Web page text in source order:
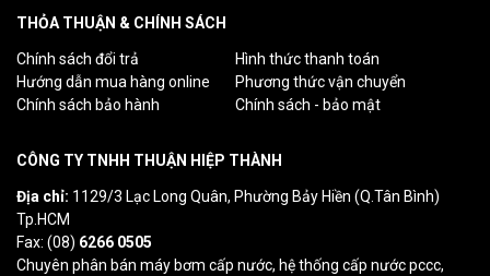
THỎA THUẬN & CHÍNH SÁCH
Chính sách đổi trả
Hình thức thanh toán
Hướng dẫn mua hàng online
Phương thức vận chuyển
Chính sách bảo hành
Chính sách - bảo mật
CÔNG TY TNHH THUẬN HIỆP THÀNH
Địa chỉ: 1129/3 Lạc Long Quân, Phường Bảy Hiền (Q.Tân Bình)
Tp.HCM
Fax: (08) 6266 0505
Chuyên phân bán máy bơm cấp nước, hệ thống cấp nước pccc,